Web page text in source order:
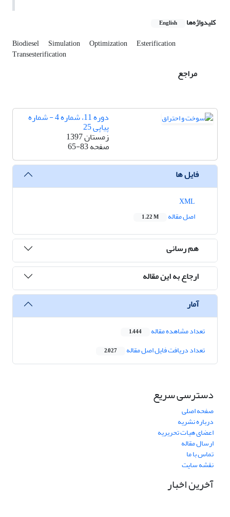
کلیدواژه‌ها English
Biodiesel Simulation Optimization Esterification
Transesterification
مراجع
دوره 11، شماره 4 - شماره
پیاپی 25
زمستان 1397
صفحه65-83
فایل ها
اصل مقاله
1.22 M
هم رسانی
ارجاع به این مقاله
آمار
تعداد مشاهده مقاله 1,444
تعداد دریافت فایل اصل مقاله 2,027
دسترسی سریع
صفحه اصلی
درباره نشریه
اعضای هیات تحریریه
ارسال مقاله
تماس با ما
نقشه سایت
آخرین اخبار